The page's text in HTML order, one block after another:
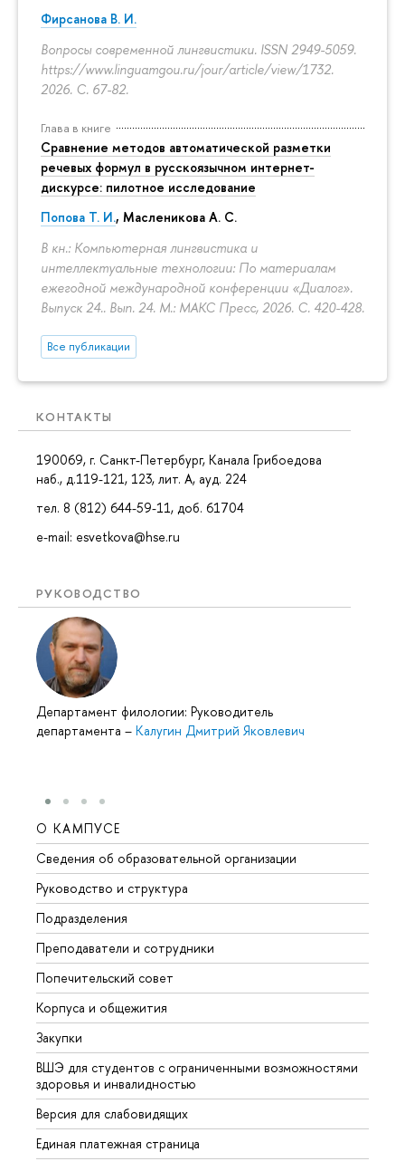
Фирсанова В. И.
Вопросы современной лингвистики. ISSN 2949-5059.
https://www.linguamgou.ru/jour/article/view/1732.
2026. С. 67-82.
Глава в книге
Сравнение методов автоматической разметки
речевых формул в русскоязычном интернет-
дискурсе: пилотное исследование
Попова Т. И., Масленикова А. С.
В кн.: Компьютерная лингвистика и
интеллектуальные технологии: По материалам
ежегодной международной конференции «Диалог».
Выпуск 24.. Вып. 24. М.: МАКС Пресс, 2026. С. 420-428.
Все публикации
КОНТАКТЫ
190069, г. Санкт-Петербург, Канала Грибоедова
наб., д.119-121, 123, лит. А, ауд. 224
тел. 8 (812) 644-59-11, доб. 61704
e-mail: esvetkova@hse.ru
РУКОВОДСТВО
Департамент филологии: Руководитель
департамента – Калугин Дмитрий Яковлевич
О КАМПУСЕ
Сведения об образовательной организации
Руководство и структура
Подразделения
Преподаватели и сотрудники
Попечительский совет
Корпуса и общежития
Закупки
ВШЭ для студентов с ограниченными возможностями
здоровья и инвалидностью
Версия для слабовидящих
Единая платежная страница